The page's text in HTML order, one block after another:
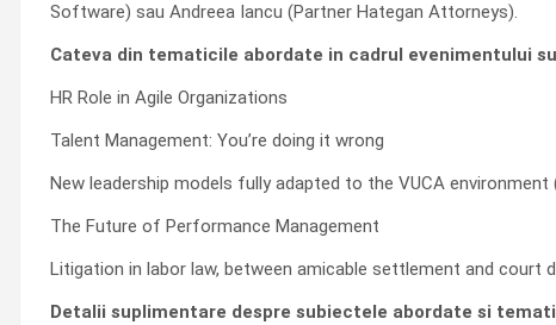
Software) sau Andreea Iancu (Partner Hategan Attorneys).
Cateva din tematicile abordate in cadrul evenimentului
HR Role in Agile Organizations
Talent Management: You’re doing it wrong
New leadership models fully adapted to the VUCA
The Future of Performance Management
Litigation in labor law, between amicable settlement and court
Detalii suplimentare despre subiectele abordate si